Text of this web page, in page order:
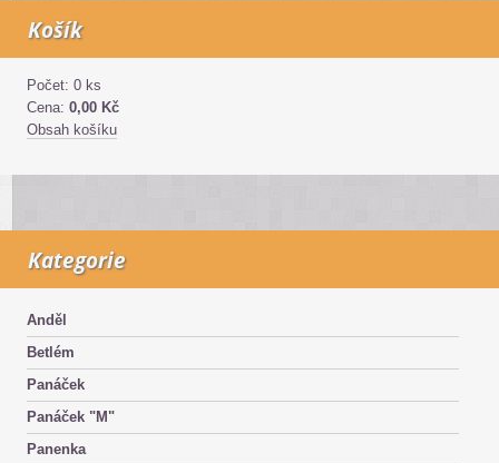
Košík
Počet: 0 ks
Cena: 0,00 Kč
Obsah košíku
Kategorie
Anděl
Betlém
Panáček
Panáček "M"
Panenka